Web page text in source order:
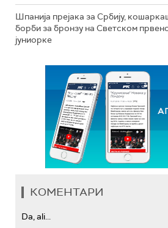
Шпанија прејакa за Србију,
борби за бронзу на Светском
јуниорке
КОМЕНТАРИ
Da, ali...